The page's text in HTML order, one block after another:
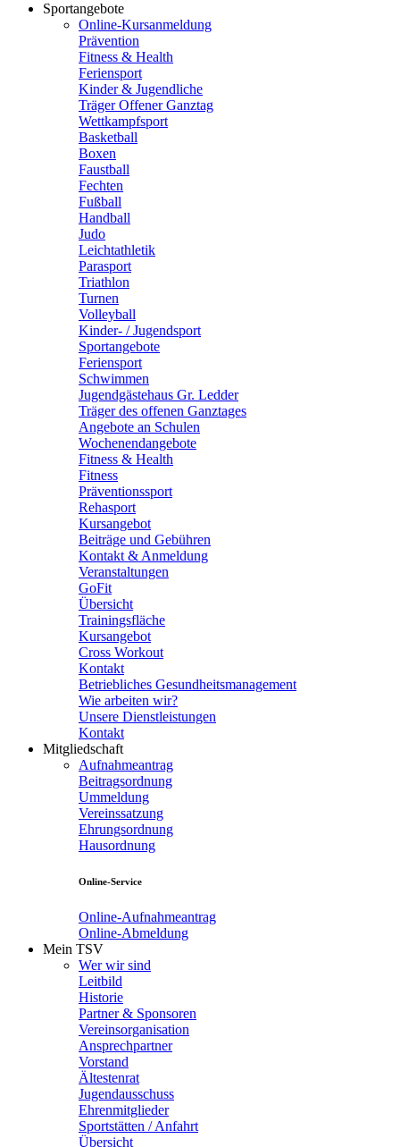
Sportangebote
Online-Kursanmeldung
Prävention
Fitness & Health
Feriensport
Kinder & Jugendliche
Träger Offener Ganztag
Wettkampfsport
Basketball
Boxen
Faustball
Fechten
Fußball
Handball
Judo
Leichtathletik
Parasport
Triathlon
Turnen
Volleyball
Kinder- / Jugendsport
Sportangebote
Feriensport
Schwimmen
Jugendgästehaus Gr. Ledder
Träger des offenen Ganztages
Angebote an Schulen
Wochenendangebote
Fitness & Health
Fitness
Präventionssport
Rehasport
Kursangebot
Beiträge und Gebühren
Kontakt & Anmeldung
Veranstaltungen
GoFit
Übersicht
Trainingsfläche
Kursangebot
Cross Workout
Kontakt
Betriebliches Gesundheitsmanagement
Wie arbeiten wir?
Unsere Dienstleistungen
Kontakt
Mitgliedschaft
Aufnahmeantrag
Beitragsordnung
Ummeldung
Vereinssatzung
Ehrungsordnung
Hausordnung
Online-Service
Online-Aufnahmeantrag
Online-Abmeldung
Mein TSV
Wer wir sind
Leitbild
Historie
Partner & Sponsoren
Vereinsorganisation
Ansprechpartner
Vorstand
Ältestenrat
Jugendausschuss
Ehrenmitglieder
Sportstätten / Anfahrt
Übersicht